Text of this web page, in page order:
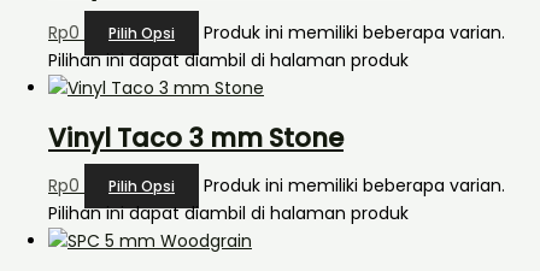
Rp0 Pilih Opsi
Produk ini memiliki beberapa varian.
Pilihan ini dapat diambil di halaman produk
Vinyl Taco 3 mm Stone
Rp0 Pilih Opsi
Produk ini memiliki beberapa varian.
Pilihan ini dapat diambil di halaman produk